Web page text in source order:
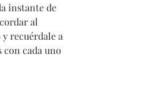
instante de
al
recuérdale a
con cada uno